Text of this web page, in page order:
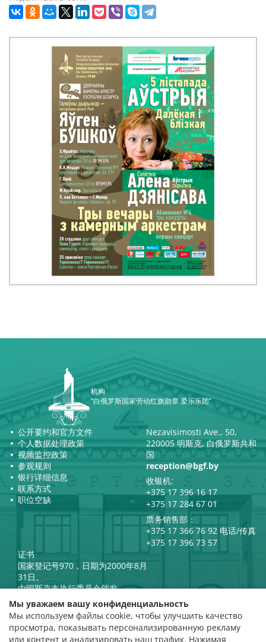
机构
“白俄罗斯国家劳动红旗勋章 爱乐乐团”
公开要约和官方文件
个人数据处理政策
视频监控政策
参观规则
银行详细信息
联系方式
职位空缺
Nezavisimosti Ave., 50,
220005 明斯克, 白俄罗斯共和
国
reception@bgf.by
收银机:
+375 17 396 16 17
+375 17 284 67 01
票务销售部：
+375 17 366 76 92 电话/传真
+375 17 396 73 57
证书
国家登记号970，日期为2000年8月
31日。
由明斯克市执行委员会颁发。
白俄罗斯共和国总统官方互联网
白俄罗斯共和国文化部
门户网站
评级评估
Мы уважаем вашу конфиденциальность
Мы используем файлы cookie, чтобы улучшить качество
просмотра, показывать персонализированную рекламу
или контент и анализировать наш трафик. Нажимая